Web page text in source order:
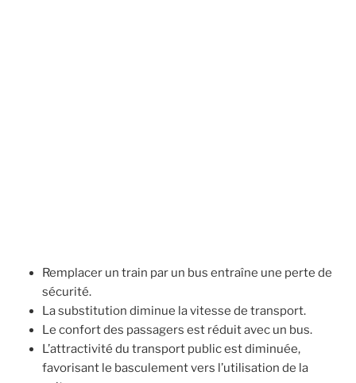
Remplacer un train par un bus entraîne une perte de
sécurité.
La substitution diminue la vitesse de transport.
Le confort des passagers est réduit avec un bus.
L’attractivité du transport public est diminuée,
favorisant le basculement vers l’utilisation de la